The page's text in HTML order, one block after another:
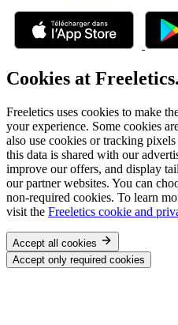
Cookies at
Freeletics uses cookies to make
your experience. Some cookies
also use cookies or tracking
this data is shared with our
improve our offers, and display
our partner websites. You can
non-required cookies. To learn
visit the Freeletics cookie and
Accept all cookies
Accept only required cookies